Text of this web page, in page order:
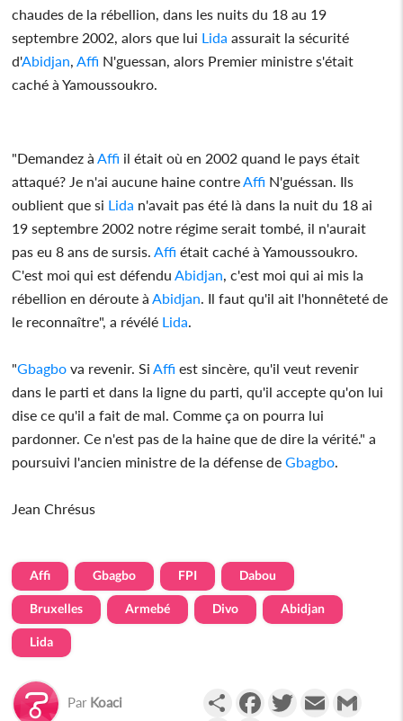
chaudes de la rébellion, dans les nuits du 18 au 19
septembre 2002, alors que lui Lida assurait la sécurité
d'Abidjan Affi N'guessan, alors Premier ministre s'était
caché à Yamoussoukro.
"Demandez à Affi il était où en 2002 quand le pays était
attaqué? Je n'ai aucune haine contre Affi N'guéssan. Ils
oublient que si Lida n'avait pas été là dans la nuit du 18 ai
19 septembre 2002 notre régime serait tombé, il n'aurait
pas eu 8 ans de sursis. Affi était caché à Yamoussoukro.
C'est moi qui est défendu Abidjan , c'est moi qui ai mis la
rébellion en déroute à Abidjan . Il faut qu'il ait l'honnêteté de
le reconnaître", a révélé Lida
"Gbagbo va revenir. Si Affi est sincère, qu'il veut revenir
dans le parti et dans la ligne du parti, qu'il accepte qu'on lui
dise ce qu'il a fait de mal. Comme ça on pourra lui
pardonner. Ce n'est pas de la haine que de dire la vérité." a
poursuivi l'ancien ministre de la défense deGbagbo
Jean Chrésus
Affi Gbagbo FPI Dabou
Bruxelles Armebé Divo Abidjan
Lida
Par Koaci PartagerFacebookTwitterEmail